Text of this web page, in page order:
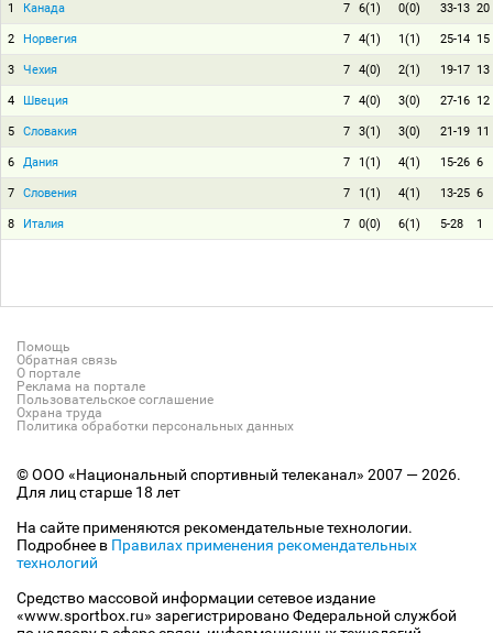
1 Канада 7 6(1) 0(0) 33-13 20
2 Норвегия 7 4(1) 1(1) 25-14 15
3 Чехия 7 4(0) 2(1) 19-17 13
4 Швеция 7 4(0) 3(0) 27-16 12
5 Словакия 7 3(1) 3(0) 21-19 11
6 Дания 7 1(1) 4(1) 15-26 6
7 Словения 7 1(1) 4(1) 13-25 6
8 Италия 7 0(0) 6(1) 5-28 1
Помощь
Обратная связь
О портале
Реклама на портале
Пользовательское соглашение
Охрана труда
Политика обработки персональных данных
© ООО «Национальный спортивный телеканал» 2007 — 2026.
Для лиц старше 18 лет
На сайте применяются рекомендательные технологии.
Подробнее в Правилах применения рекомендательных
технологий
Средство массовой информации сетевое издание
«www.sportbox.ru» зарегистрировано Федеральной службой